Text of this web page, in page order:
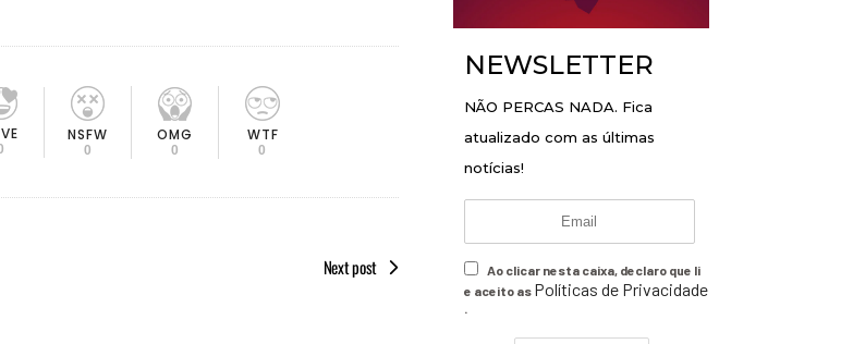
NSFW
0
OMG
0
WTF
0
Next post
NEWSLETTER
NÃO PERCAS NADA. Fica
atualizado com as últimas
notícias!
Ao clicar nesta caixa, declaro que li
e aceito as Políticas de Privacidade
.